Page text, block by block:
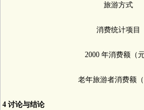
旅游方式
消费统计项目
2000 年消费额（元
老年旅游者消费额（
4 讨论与结论